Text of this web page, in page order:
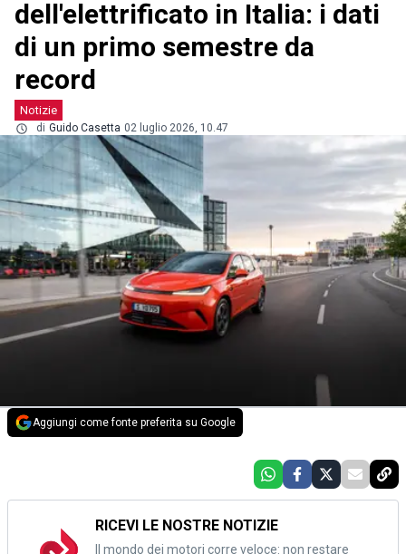
dell'elettrificato in Italia: i dati
di un primo semestre da
record
Notizie
di Guido Casetta 02 luglio 2026, 10.47
Aggiungi come fonte preferita su Google
RICEVI LE NOSTRE NOTIZIE
Il mondo dei motori corre veloce: non restare